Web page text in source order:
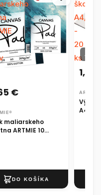
maliarskeho
ARTMIE 10
€
školský
A4/A3/
-
20
ks
A4/
1,19